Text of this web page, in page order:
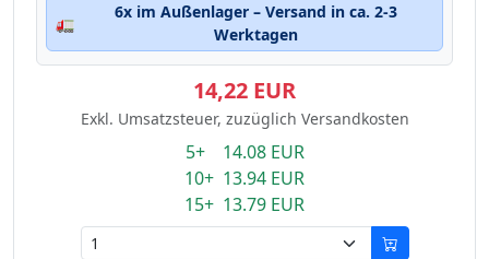
🚛
6x im Außenlager – Versand in ca. 2-3
Werktagen
14,22 EUR
Exkl. Umsatzsteuer, zuzüglich Versandkosten
5+ 14.08 EUR
10+ 13.94 EUR
15+ 13.79 EUR